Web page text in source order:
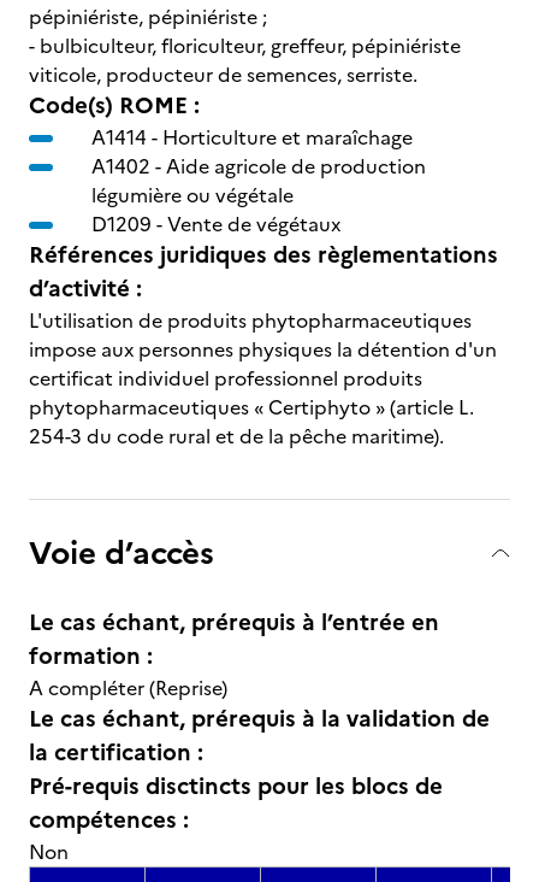
pépiniériste, pépiniériste ;
- bulbiculteur, floriculteur, greffeur, pépiniériste
viticole, producteur de semences, serriste.
Code(s) ROME :
A1414 - Horticulture et maraîchage
A1402 -Aide agricole de production
légumière ou végétale
D1209 -Vente de végétaux
Références juridiques des règlementations
d’activité :
L'utilisation de produits phytopharmaceutiques
impose aux personnes physiques la détention d'un
certificat individuel professionnel produits
phytopharmaceutiques « Certiphyto » (article L.
254-3 du code rural et de la pêche maritime).
Voie d’accès
Le cas échant, prérequis à l’entrée en
formation :
A compléter (Reprise)
Le cas échant, prérequis à la validation de
la certification :
Pré-requis disctincts pour les blocs de
compétences :
Non